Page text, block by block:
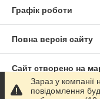
Графік роботи
Повна версія сайту
Сайт створено на
Зараз у
повідомлення